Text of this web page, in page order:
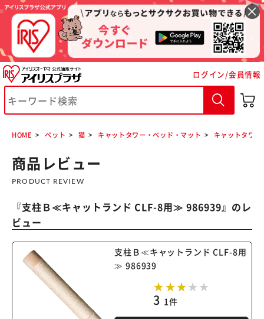
ログイン/会員情報
HOME ペット 猫 キャットタワー・ベッド・マット キャットタワー
商品レビュー
PRODUCT REVIEW
『支柱Ｂ≪キャットランド CLF-8用≫ 986939』のレ
ビュー
支柱Ｂ≪キャットランド CLF-8用
≫ 986939
3 1件
※ご確認ください
カートに入れる 購入手続きへ